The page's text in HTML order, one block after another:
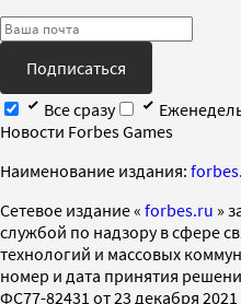
Подписаться
Все сразу
Новости Forbes Games
Наименование издания:
Cетевое издание « forbes.ru »
службой по надзору в сфере
технологий и массовых
номер и дата принятия
ФС77-82431 от 23 декабря 2021